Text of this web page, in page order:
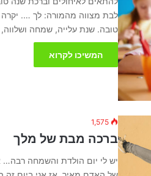
לבת מצווה מהמורה: לך ….
טובה. שנת עלייה, שמחה
המשיכו לקרוא
ברכה מבת של מלך
יש לי יום הולדת והשמחה רבה…